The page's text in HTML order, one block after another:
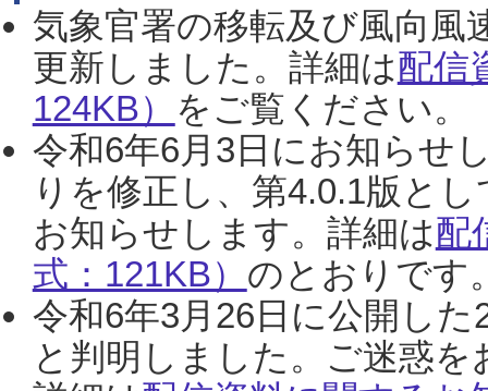
気象官署の移転及び風向風
更新しました。詳細は配信
124KB） をご覧ください。
令和6年6月3日にお知らせ
りを修正し、第4.0.1版と
お知らせします。詳細は配
式：121KB） のとおりです
令和6年3月26日に公開し
と判明しました。ご迷惑